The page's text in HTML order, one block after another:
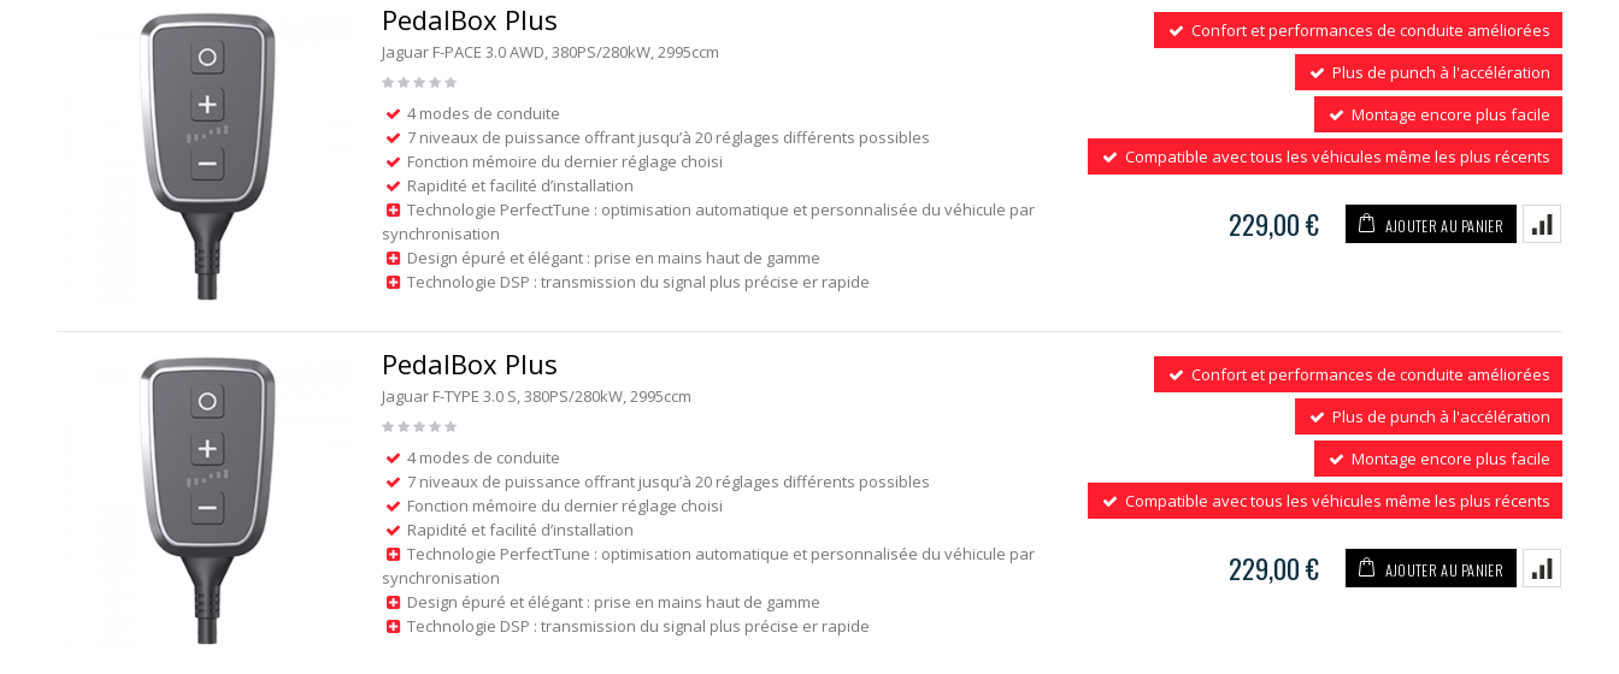
PedalBox Plus
Jaguar F-PACE 3.0 AWD, 380PS/280kW, 2995ccm
4 modes de conduite
7 niveaux de puissance offrant jusqu’à 20 réglages différents possibles
Fonction mémoire du dernier réglage choisi
Rapidité et facilité d’installation
Technologie PerfectTune : optimisation automatique et personnalisée du véhicule par
synchronisation
Design épuré et élégant : prise en mains haut de gamme
Technologie DSP : transmission du signal plus précise er rapide
Confort et performances de conduite améliorées
Plus de punch à l'accélération
Montage encore plus facile
Compatible avec tous les véhicules même les plus récents
229,00 € AJOUTER AU PANIER
PedalBox Plus
Jaguar F-TYPE 3.0 S, 380PS/280kW, 2995ccm
4 modes de conduite
7 niveaux de puissance offrant jusqu’à 20 réglages différents possibles
Fonction mémoire du dernier réglage choisi
Rapidité et facilité d’installation
Technologie PerfectTune : optimisation automatique et personnalisée du véhicule par
synchronisation
Design épuré et élégant : prise en mains haut de gamme
Technologie DSP : transmission du signal plus précise er rapide
Confort et performances de conduite améliorées
Plus de punch à l'accélération
Montage encore plus facile
Compatible avec tous les véhicules même les plus récents
229,00 € AJOUTER AU PANIER